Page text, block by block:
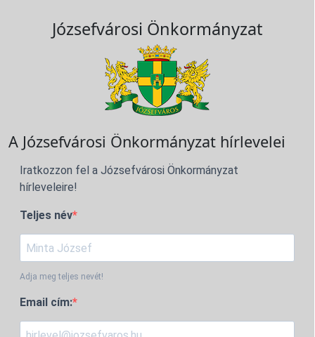
Józsefvárosi Önkormányzat
A Józsefvárosi Önkormányzat hírlevelei
Iratkozzon fel a Józsefvárosi Önkormányzat
hírleveleire!
Teljes név
Adja meg teljes nevét!
Email cím: